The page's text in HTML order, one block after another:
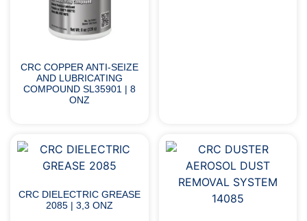
CRC COPPER ANTI-SEIZE
AND LUBRICATING
COMPOUND SL35901 | 8
ONZ
CRC DIELECTRIC GREASE
2085 | 3,3 ONZ